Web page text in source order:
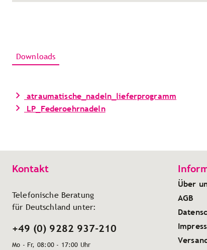
Downloads
atraumatische_nadeln_lieferprogramm
LP_Federoehrnadeln
Kontakt
Telefonische Beratung
für Deutschland unter:
+49 (0) 9282 937-210
Mo - Fr, 08:00 - 17:00 Uhr
Über
AGB